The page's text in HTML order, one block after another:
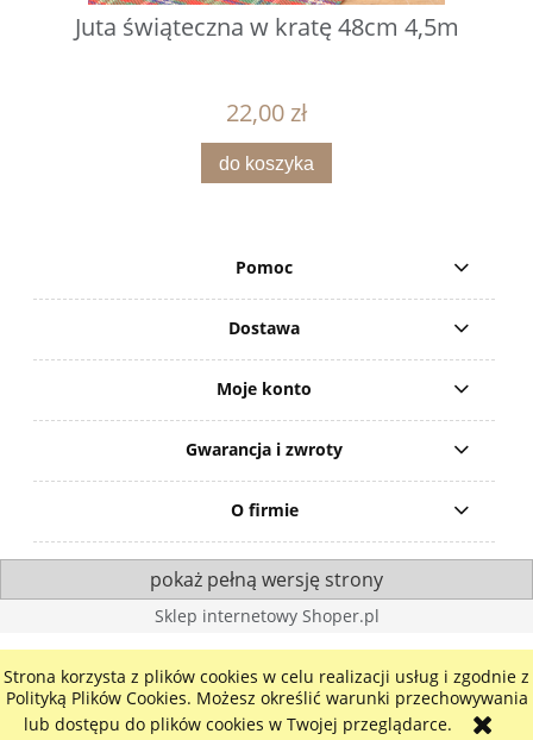
Strona korzysta z plików cookies w celu realizacji usług i zgodnie z
Polityką Plików Cookies. Możesz określić warunki przechowywania
lub dostępu do plików cookies w Twojej przeglądarce.
Juta świąteczna w kratę 48cm 4,5m
22,00 zł
do koszyka
Pomoc
Dostawa
Moje konto
Gwarancja i zwroty
O firmie
pokaż pełną wersję strony
Sklep internetowy Shoper.pl